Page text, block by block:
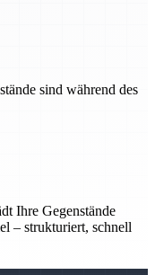
sind während des
Ihre Gegenstände
– strukturiert, schnell